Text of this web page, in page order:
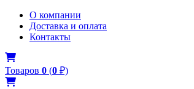
О компании
Доставка и оплата
Контакты
Товаров 0 (0 ₽)